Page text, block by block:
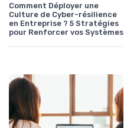
Comment Déployer une
Culture de Cyber-résilience
en Entreprise ? 5 Stratégies
pour Renforcer vos Systèmes